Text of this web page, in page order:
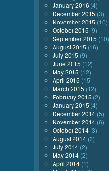
January 2016 (4)
December 2015 (3)
November 2015 (10)
October 2015 (9)
September 2015 (10)
August 2015 (16)
July 2015 (9)
June 2015 (12)
May 2015 (12)
April 2015 (15)
March 2015 (12)
February 2015 (2)
January 2015 (4)
December 2014 (5)
November 2014 (6)
October 2014 (3)
August 2014 (2)
July 2014 (2)
May 2014 (2)
April 2014 (1)